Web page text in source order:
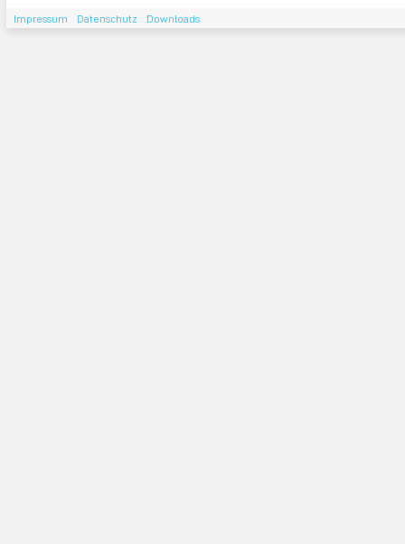
Impressum Datenschutz Downloads